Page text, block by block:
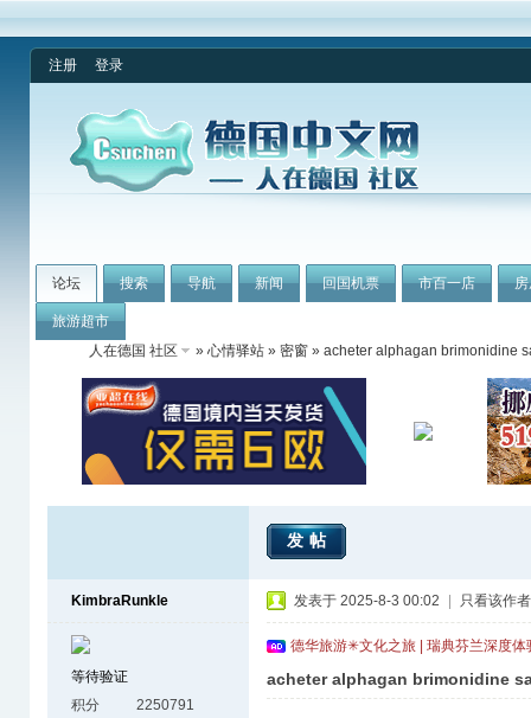
注册 登录
论坛 搜索 导航 新闻 回国机票 市百一店
旅游超市
人在德国 社区
» 心情驿站 » 密窗 » acheter alphagan brimonidine
发帖
KimbraRunkle
等待验证
积分
2250791
发表于 2025-8-3 00:02 只看该作者
德华旅游✳文化之旅 | 瑞典芬兰深度
acheter alphagan brimonidine